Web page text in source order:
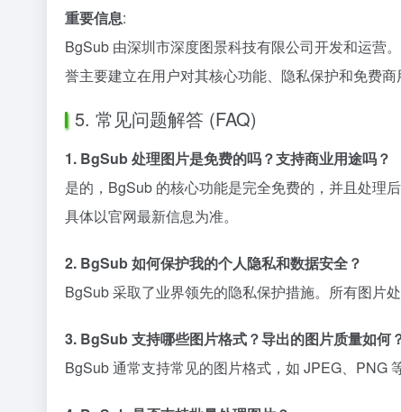
重要信息:
BgSub 由深圳市深度图景科技有限公司开发和运营
誉主要建立在用户对其核心功能、隐私保护和免费商
5. 常见问题解答 (FAQ)
1. BgSub 处理图片是免费的吗？支持商业用途吗？
是的，BgSub 的核心功能是完全免费的，并且处理
具体以官网最新信息为准。
2. BgSub 如何保护我的个人隐私和数据安全？
BgSub 采取了业界领先的隐私保护措施。所有图片
3. BgSub 支持哪些图片格式？导出的图片质量如何
BgSub 通常支持常见的图片格式，如 JPEG、PNG